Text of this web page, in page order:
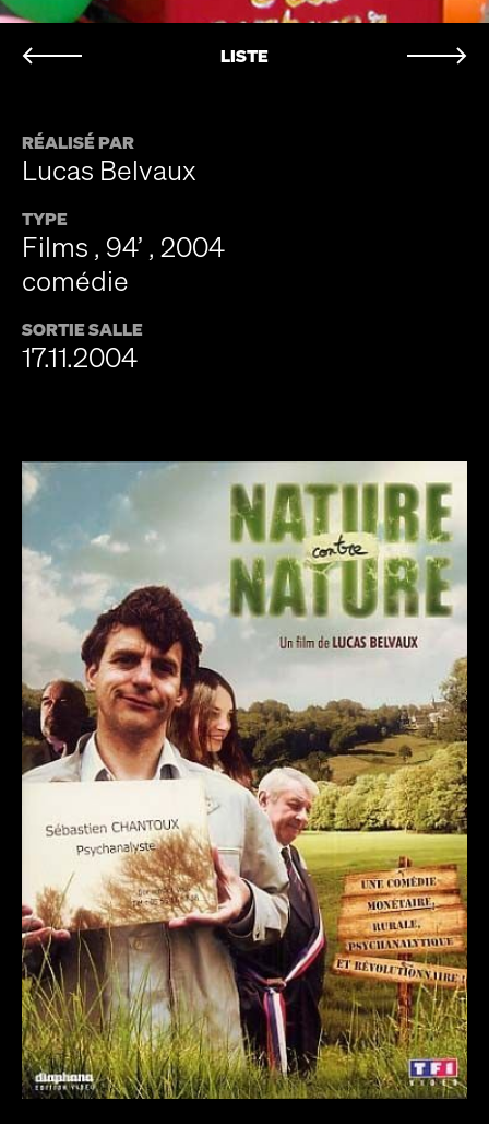
LISTE
RÉALISÉ PAR
Lucas Belvaux
TYPE
Films , 94’ , 2004
comédie
SORTIE SALLE
17.11.2004